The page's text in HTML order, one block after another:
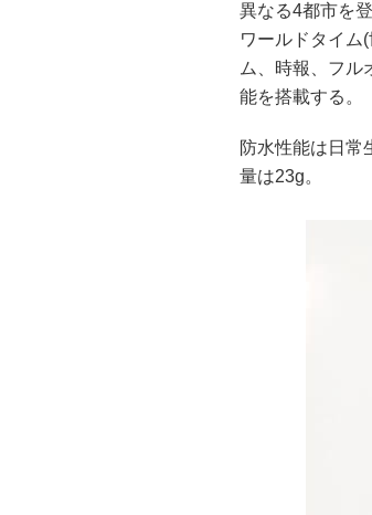
異なる4都市を
ワールドタイム
ム、時報、フル
能を搭載する。
防水性能は日常
量は23g。